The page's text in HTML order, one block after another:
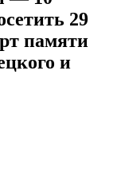
29
памяти
и